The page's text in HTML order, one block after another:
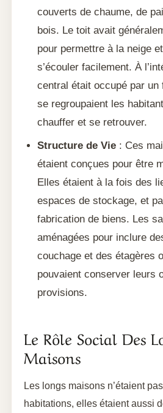
couverts de chaume, de
bois. Le toit avait
pour permettre à la neige
s’écouler facilement. À
central était occupé par un
se regroupaient les
chauffer et se retrouver.
Structure de Vie : Ces
étaient conçues pour être
Elles étaient à la fois des
espaces de stockage, et
fabrication de biens. Les
aménagées pour inclure
couchage et des étagères
pouvaient conserver leurs
provisions.
Le Rôle Social Des
Maisons
Les longs maisons n’étaient
habitations, elles étaient aussi